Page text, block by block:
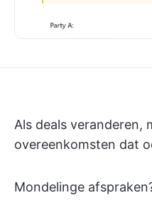
Als deals veranderen,
overeenkomsten dat
Mondelinge